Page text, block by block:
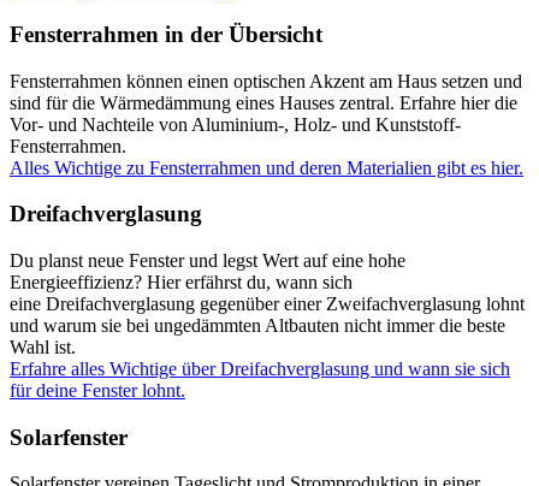
Fensterrahmen in der Übersicht
Fensterrahmen können einen optischen Akzent am Haus setzen und
sind für die Wärmedämmung eines Hauses zentral. Erfahre hier die
Vor- und Nachteile von Aluminium-, Holz- und Kunststoff-
Fensterrahmen.
Alles Wichtige zu Fensterrahmen und deren Materialien gibt es hier.
Dreifachverglasung
Du planst neue Fenster und legst Wert auf eine hohe
Energieeffizienz? Hier erfährst du, wann sich
eine Dreifachverglasung gegenüber einer Zweifachverglasung lohnt
und warum sie bei ungedämmten Altbauten nicht immer die beste
Wahl ist.
Erfahre alles Wichtige über Dreifachverglasung und wann sie sich
für deine Fenster lohnt.
Solarfenster